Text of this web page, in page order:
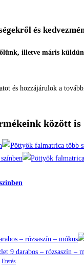
és
illetve máris
és hozzájárulok a
között is
Etetés